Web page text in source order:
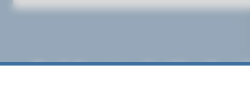
Epidermolytische